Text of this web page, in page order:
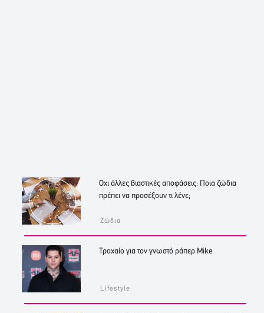
Όχι άλλες βιαστικές αποφάσεις: Ποια ζώδια
πρέπει να προσέξουν τι λένε;
Ζώδια
Τροχαίο για τον γνωστό ράπερ Mike
Lifestyle